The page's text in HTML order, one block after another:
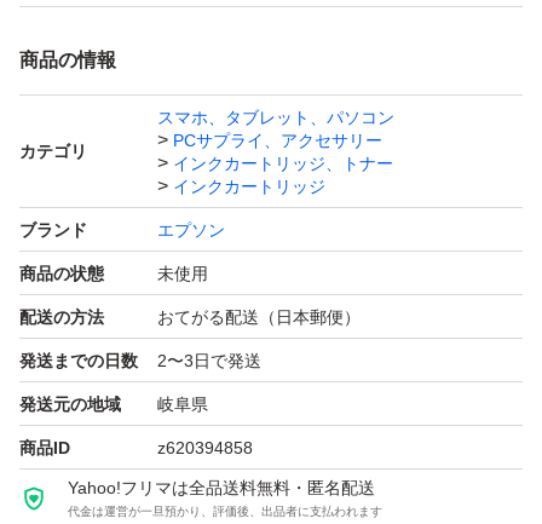
商品の情報
カテゴリ
スマホ、タブレット、パソコン
PCサプライ、アクセサリー
インクカートリッジ、トナー
インクカートリッジ
ブランド エプソン
商品の状態 未使用
配送の方法 おてがる配送（日本郵便）
発送までの日数 2〜3日で発送
発送元の地域 岐阜県
商品ID z620394858
Yahoo!フリマは全品送料無料・匿名配送
代金は運営が一旦預かり、評価後、出品者に支払われます